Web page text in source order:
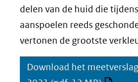
delen van de huid die
aanspoelen reeds
vertonen de grootste
Download het